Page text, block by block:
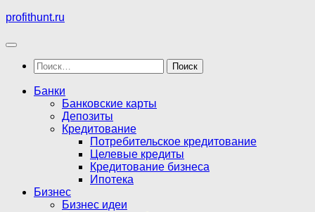
Перейти
содержимому
profithunt.ru
Найти:
Банки
Банковские карты
Депозиты
Кредитование
Потребительское кредитование
Целевые кредиты
Кредитование бизнеса
Ипотека
Бизнес
Бизнес идеи